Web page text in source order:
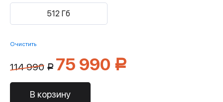
512 Гб
Очистить
114 990 Р 75 990 Р
В корзину